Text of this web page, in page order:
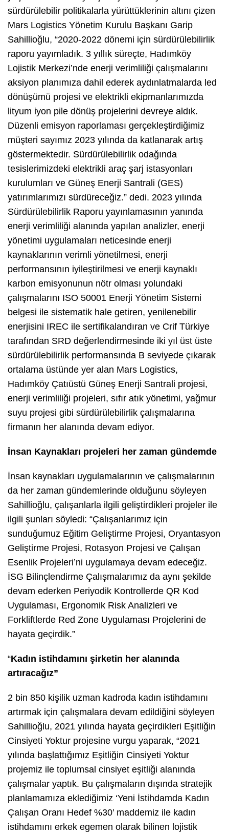
sürdürülebilir politikalarla yürüttüklerinin altını çizen
Mars Logistics Yönetim Kurulu Başkanı Garip
Sahillioğlu, “2020-2022 dönemi için sürdürülebilirlik
raporu yayımladık. 3 yıllık süreçte, Hadımköy
Lojistik Merkezi’nde enerji verimliliği çalışmalarını
aksiyon planımıza dahil ederek aydınlatmalarda led
dönüşümü projesi ve elektrikli ekipmanlarımızda
lityum iyon pile dönüş projelerini devreye aldık.
Düzenli emisyon raporlaması gerçekleştirdiğimiz
müşteri sayımız 2023 yılında da katlanarak artış
göstermektedir. Sürdürülebilirlik odağında
tesislerimizdeki elektrikli araç şarj istasyonları
kurulumları ve Güneş Enerji Santrali (GES)
yatırımlarımızı sürdüreceğiz.” dedi. 2023 yılında
Sürdürülebilirlik Raporu yayınlamasının yanında
enerji verimliliği alanında yapılan analizler, enerji
yönetimi uygulamaları neticesinde enerji
kaynaklarının verimli yönetilmesi, enerji
performansının iyileştirilmesi ve enerji kaynaklı
karbon emisyonunun nötr olması yolundaki
çalışmalarını ISO 50001 Enerji Yönetim Sistemi
belgesi ile sistematik hale getiren, yenilenebilir
enerjisini IREC ile sertifikalandıran ve Crif Türkiye
tarafından SRD değerlendirmesinde iki yıl üst üste
sürdürülebilirlik performansında B seviyede çıkarak
ortalama üstünde yer alan Mars Logistics,
Hadımköy Çatıüstü Güneş Enerji Santrali projesi,
enerji verimliliği projeleri, sıfır atık yönetimi, yağmur
suyu projesi gibi sürdürülebilirlik çalışmalarına
firmanın her alanında devam ediyor.
İnsan Kaynakları projeleri her zaman gündemde
İnsan kaynakları uygulamalarının ve çalışmalarının
da her zaman gündemlerinde olduğunu söyleyen
Sahillioğlu, çalışanlarla ilgili geliştirdikleri projeler ile
ilgili şunları söyledi: “Çalışanlarımız için
sunduğumuz Eğitim Geliştirme Projesi, Oryantasyon
Geliştirme Projesi, Rotasyon Projesi ve Çalışan
Esenlik Projeleri’ni uygulamaya devam edeceğiz.
İSG Bilinçlendirme Çalışmalarımız da aynı şekilde
devam ederken Periyodik Kontrollerde QR Kod
Uygulaması, Ergonomik Risk Analizleri ve
Forkliftlerde Red Zone Uygulaması Projelerini de
hayata geçirdik.”
“Kadın istihdamını şirketin her alanında
artıracağız”
2 bin 850 kişilik uzman kadroda kadın istihdamını
artırmak için çalışmalara devam edildiğini söyleyen
Sahillioğlu, 2021 yılında hayata geçirdikleri Eşitliğin
Cinsiyeti Yoktur projesine vurgu yaparak, “2021
yılında başlattığımız Eşitliğin Cinsiyeti Yoktur
projemiz ile toplumsal cinsiyet eşitliği alanında
çalışmalar yaptık. Bu çalışmaların dışında stratejik
planlamamıza eklediğimiz ‘Yeni İstihdamda Kadın
Çalışan Oranı Hedef %30’ maddemiz ile kadın
istihdamını erkek egemen olarak bilinen lojistik